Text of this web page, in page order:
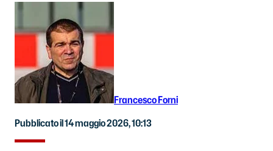
Francesco Forni
Pubblicato il 14 maggio 2026, 10:13